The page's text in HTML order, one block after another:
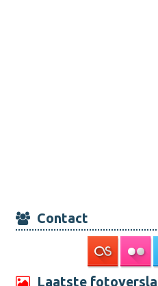
Contact
Laatste